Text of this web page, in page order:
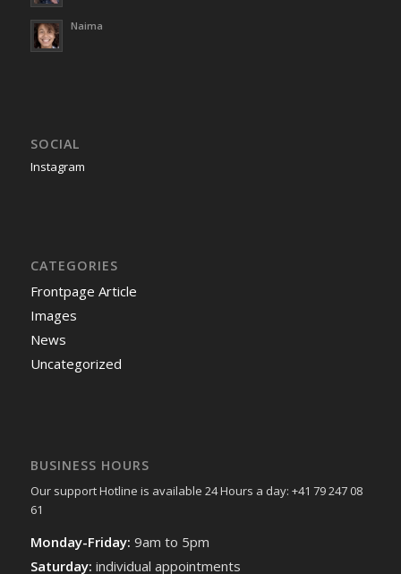
Naima
SOCIAL
Instagram
CATEGORIES
Frontpage Article
Images
News
Uncategorized
BUSINESS HOURS
Our support Hotline is available 24 Hours a day: +41 79 247 08
61
Monday-Friday: 9am to 5pm
Saturday: individual appointments